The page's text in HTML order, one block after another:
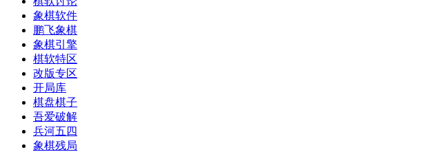
象棋软件
鹏飞象棋
象棋引擎
棋软特区
改版专区
开局库
棋盘棋子
吾爱破解
兵河五四
象棋残局